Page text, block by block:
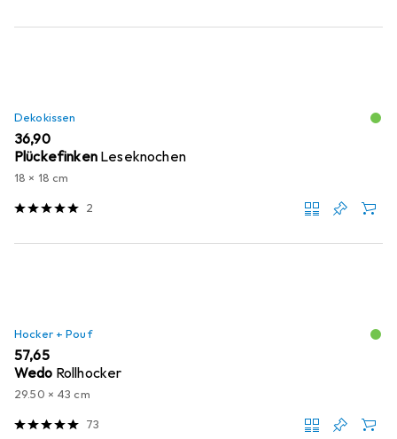
Dekokissen
EUR
36,90
Plückefinken Leseknochen
18 x 18 cm
2
Hocker + Pouf
EUR
57,65
Wedo Rollhocker
29.50 x 43 cm
73